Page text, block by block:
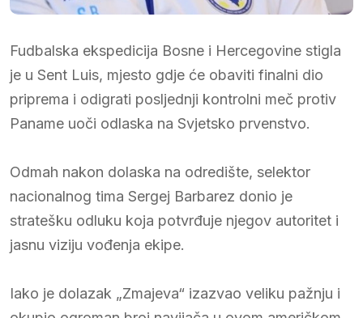
Fudbalska ekspedicija Bosne i Hercegovine stigla
je u Sent Luis, mjesto gdje će obaviti finalni dio
priprema i odigrati posljednji kontrolni meč protiv
Paname uoči odlaska na Svjetsko prvenstvo.
Odmah nakon dolaska na odredište, selektor
nacionalnog tima Sergej Barbarez donio je
stratešku odluku koja potvrđuje njegov autoritet i
jasnu viziju vođenja ekipe.
Iako je dolazak „Zmajeva“ izazvao veliku pažnju i